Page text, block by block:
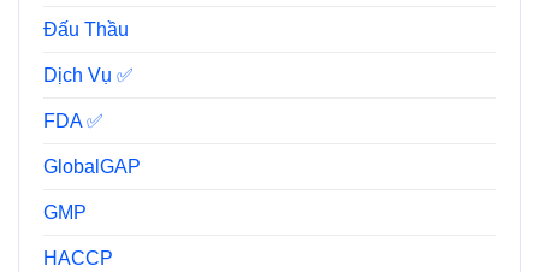
Đấu Thầu
Dịch Vụ ✅
FDA ✅
GlobalGAP
GMP
HACCP